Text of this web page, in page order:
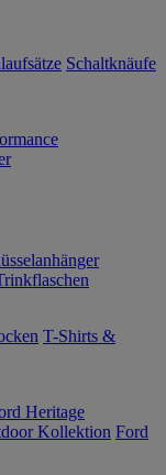
Schaltknäufe
T-Shirts &
Heritage
Kollektion Ford